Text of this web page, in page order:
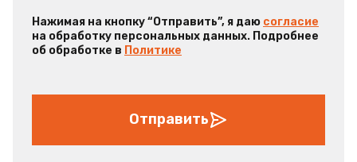
Нажимая на кнопку “Отправить”, я даю согласие
на обработку персональных данных. Подробнее
об обработке в Политике
Отправить